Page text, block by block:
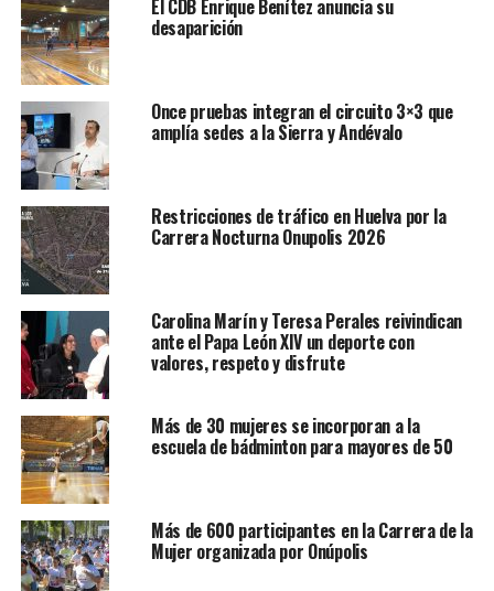
El CDB Enrique Benítez anuncia su
desaparición
Once pruebas integran el circuito 3×3 que
amplía sedes a la Sierra y Andévalo
Restricciones de tráfico en Huelva por la
Carrera Nocturna Onupolis 2026
Carolina Marín y Teresa Perales reivindican
ante el Papa León XIV un deporte con
valores, respeto y disfrute
Más de 30 mujeres se incorporan a la
escuela de bádminton para mayores de 50
Más de 600 participantes en la Carrera de la
Mujer organizada por Onúpolis